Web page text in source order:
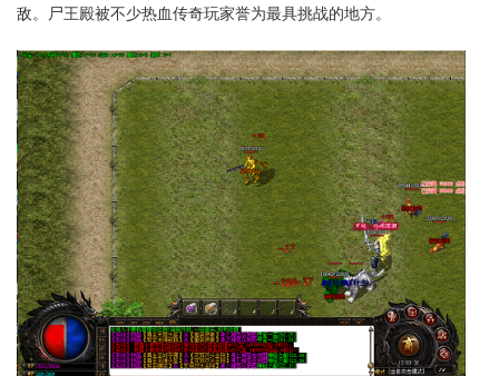
敌。尸王殿被不少热血传奇玩家誉为最具挑战的地方。